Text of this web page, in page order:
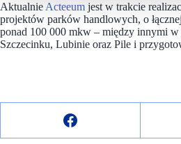
Aktualnie Acteeum jest w trakcie
projektów parków handlowych, o
ponad 100 000 mkw – między innymi w
Szczecinku, Lubinie oraz Pile i